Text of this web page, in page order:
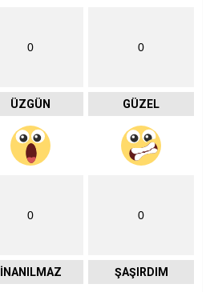
0
ÜZGÜN
0
GÜZEL
0
İNANILMAZ
0
ŞAŞIRDIM